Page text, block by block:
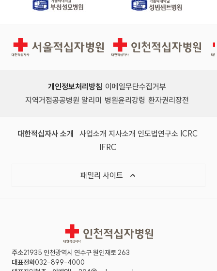
서울적십자병원 인천적십자병원
개인정보처리방침 이메일무단수집거부
지역거점공공병원 알리미
병원윤리강령 환자권리장전
대한적십자사 소개 사업소개 지사소개 인도법연구소 ICRC
IFRC
패밀리 사이트
인천적십자병원
주소21935 인천광역시 연수구 원인재로 263
대표전화032-899-4000